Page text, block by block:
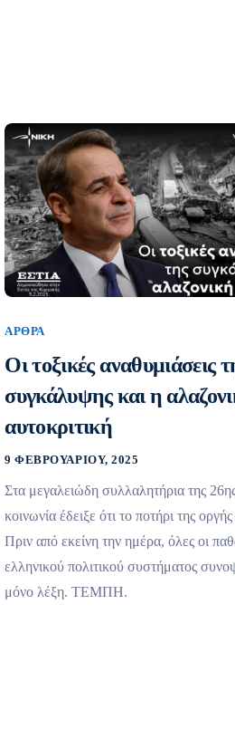
ΆΡΘΡΑ
Οι τοξικές αναθυμιάσεις
συγκάλυψης και η
αυτοκριτική
9 ΦΕΒΡΟΥΑΡΊΟΥ, 2025
Στα μεγαλειώδη συλλαλητήρια της
κοινωνία έδειξε ότι το ποτήρι της οργής
Πριν από εκείνη την ημέρα, όλες οι
ελληνικού πολιτικού συστήματος
μόνο λέξη. ΤΕΜΠΗ.